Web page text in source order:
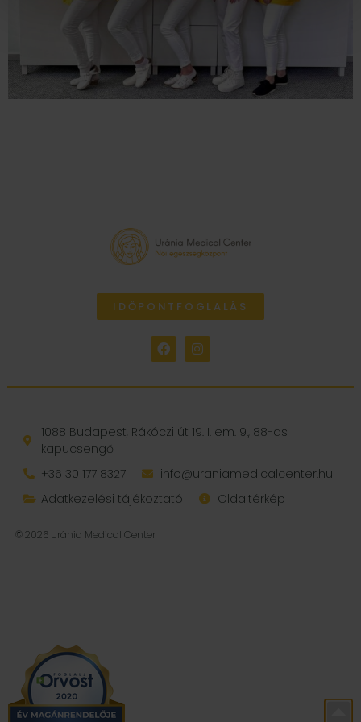
IDŐPONTFOGLALÁS
1088 Budapest, Rákóczi út 19. I. em. 9., 88-as
kapucsengő
+36 30 177 8327
info@uraniamedicalcenter.hu
Adatkezelési tájékoztató
Oldaltérkép
© 2026 Uránia Medical Center